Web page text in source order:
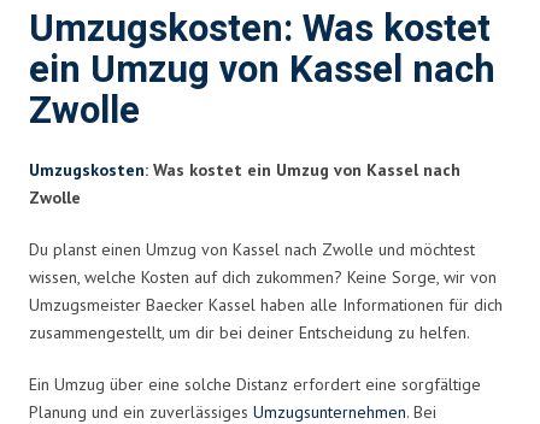
Umzugskosten: Was kostet
ein Umzug von Kassel nach
Zwolle
Umzugskosten: Was kostet ein Umzug von Kassel nach
Zwolle
Du planst einen Umzug von Kassel nach Zwolle und möchtest
wissen, welche Kosten auf dich zukommen? Keine Sorge, wir von
Umzugsmeister Baecker Kassel haben alle Informationen für dich
zusammengestellt, um dir bei deiner Entscheidung zu helfen.
Ein Umzug über eine solche Distanz erfordert eine sorgfältige
Planung und ein zuverlässiges Umzugsunternehmen. Bei